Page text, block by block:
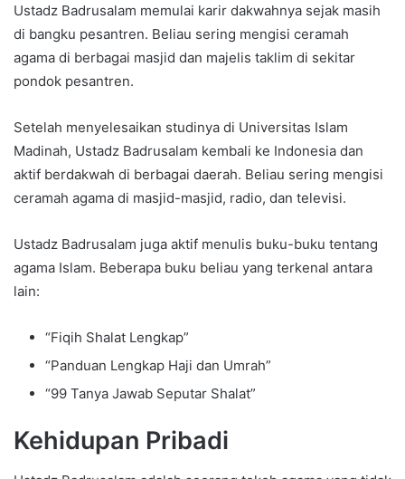
Ustadz Badrusalam memulai karir dakwahnya sejak masih
di bangku pesantren. Beliau sering mengisi ceramah
agama di berbagai masjid dan majelis taklim di sekitar
pondok pesantren.
Setelah menyelesaikan studinya di Universitas Islam
Madinah, Ustadz Badrusalam kembali ke Indonesia dan
aktif berdakwah di berbagai daerah. Beliau sering mengisi
ceramah agama di masjid-masjid, radio, dan televisi.
Ustadz Badrusalam juga aktif menulis buku-buku tentang
agama Islam. Beberapa buku beliau yang terkenal antara
lain:
“Fiqih Shalat Lengkap”
“Panduan Lengkap Haji dan Umrah”
“99 Tanya Jawab Seputar Shalat”
Kehidupan Pribadi